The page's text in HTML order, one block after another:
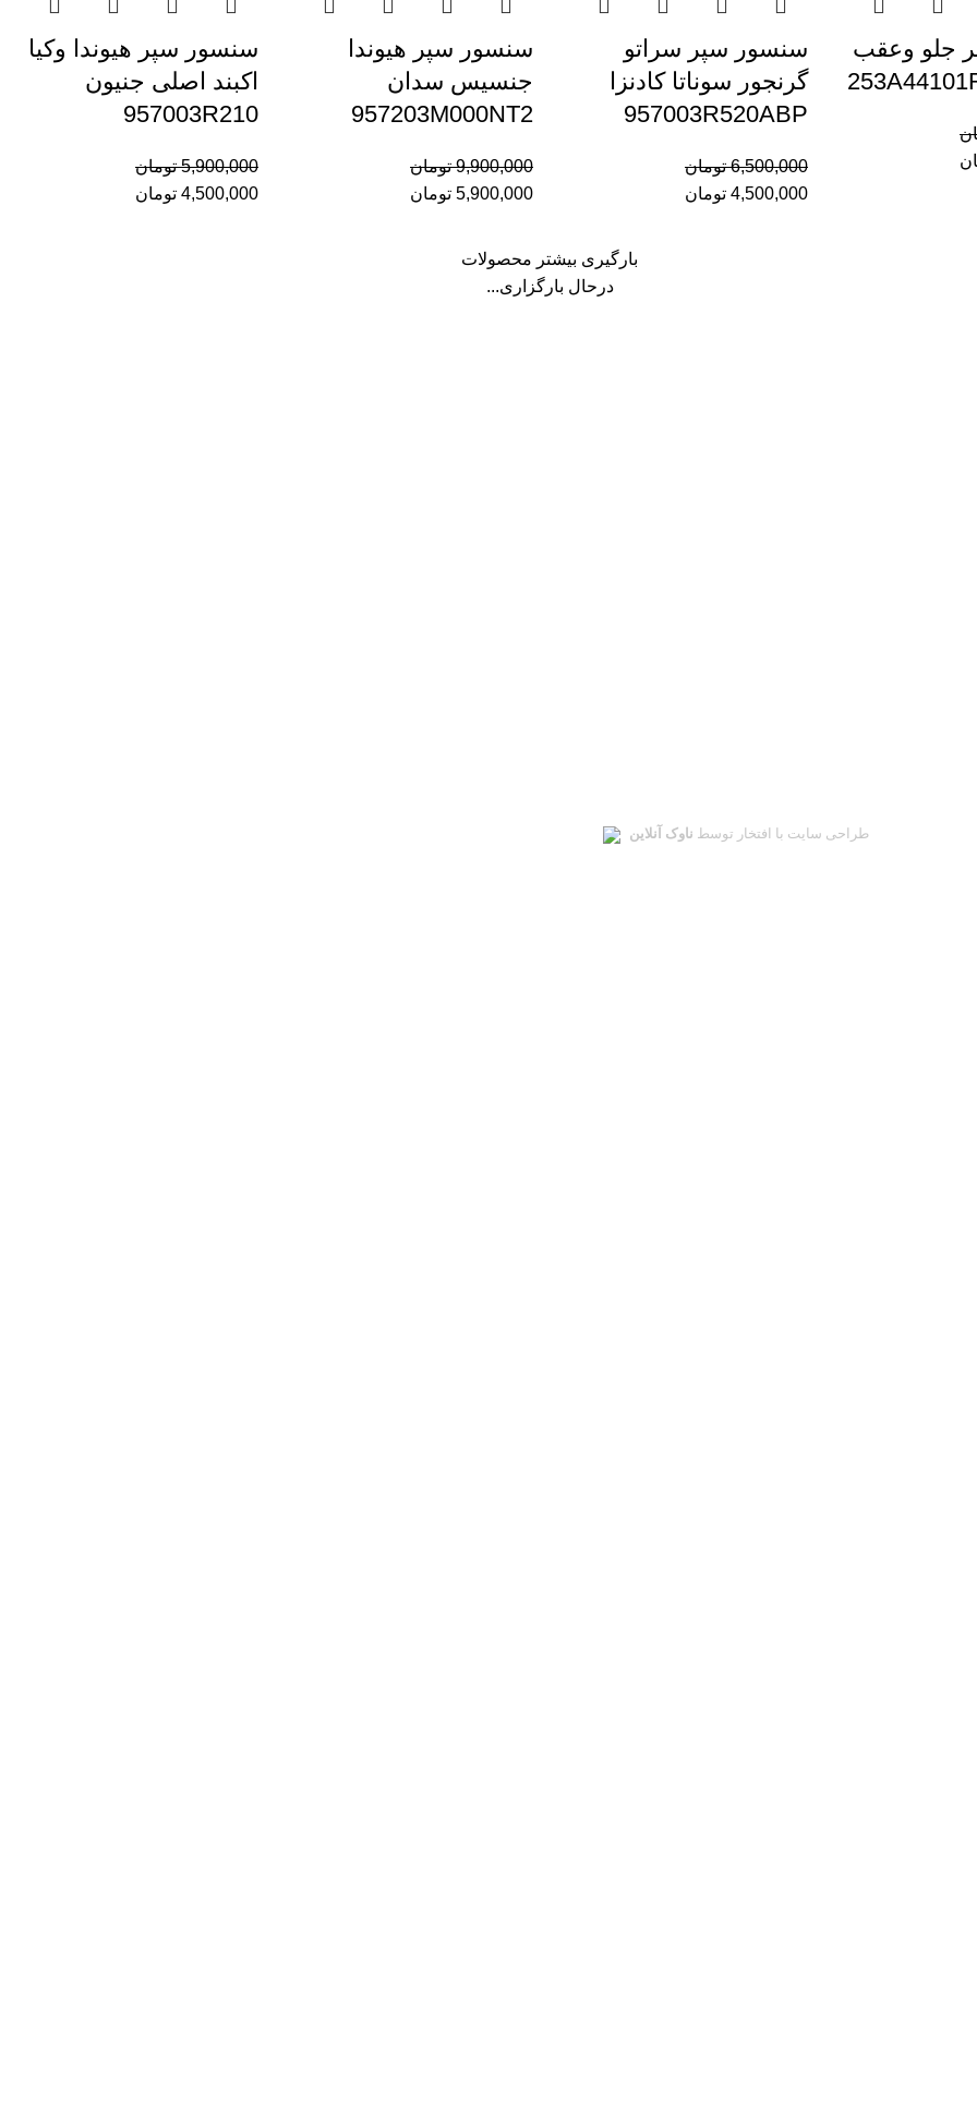
جلو وعقب
سنسور سپر سراتو
گرنجور سوناتا کادنزا
957003R520ABP
6,500,000 تومان
4,500,000 تومان
سنسور سپر هیوندا
جنسیس سدان
957203M000NT2
9,900,000 تومان
5,900,000 تومان
سنسور سپر هیوندا وکیا
اکبند اصلی جنیون
957003R210
5,900,000 تومان
4,500,000 تومان
بارگیری بیشتر محصولات
درحال بارگزاری...
طراحی سایت با افتخار توسط ناوک آنلاین